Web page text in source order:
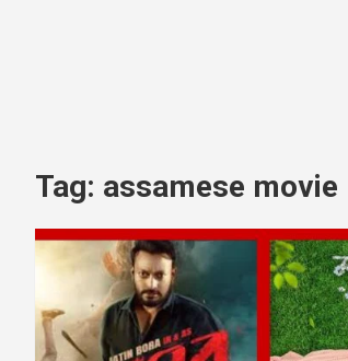
Tag: assamese movie